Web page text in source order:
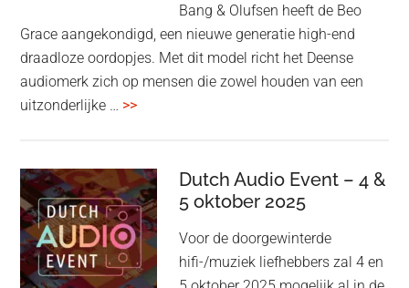
Bang & Olufsen heeft de Beo
Grace aangekondigd, een nieuwe generatie high-end
draadloze oordopjes. Met dit model richt het Deense
audiomerk zich op mensen die zowel houden van een
uitzonderlijke … >>overBang
kondigt
Beo
Grace
aan:
high-
Dutch Audio Event – 4 &
5 oktober 2025
Voor de doorgewinterde
hifi-/muziek liefhebbers zal 4 en